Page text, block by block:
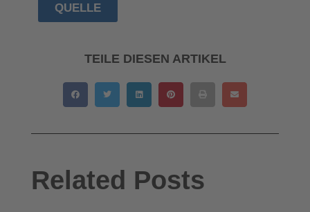
QUELLE
TEILE DIESEN ARTIKEL
Related Posts